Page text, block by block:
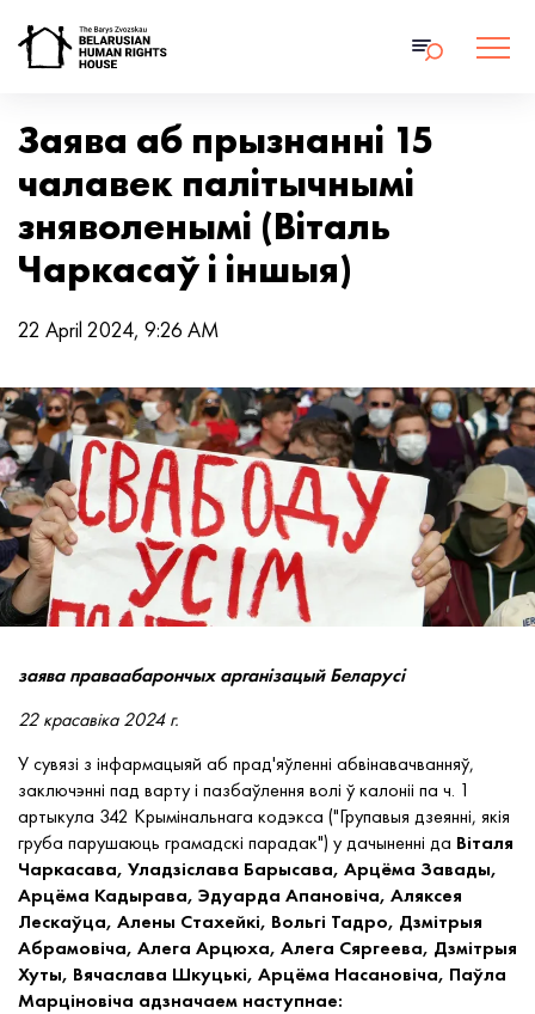
Заява аб прызнанні 15
чалавек палітычнымі
зняволенымі (Віталь
Чаркасаў і іншыя)
22 April 2024, 9:26 AM
заява праваабарончых арганізацый Беларусі
22 красавіка 2024 г.
У сувязі з інфармацыяй аб прад'яўленні абвінавачванняў,
заключэнні пад варту і пазбаўлення волі ў калоніі па ч. 1
артыкула 342 Крымінальнага кодэкса ("Групавыя дзеянні, якія
груба парушаюць грамадскі парадак") у дачыненні да Віталя
Чаркасава, Уладзіслава Барысава, Арцёма Завады,
Арцёма Кадырава, Эдуарда Апановіча, Аляксея
Лескаўца, Алены Стахейкі, Вольгі Тадро, Дзмітрыя
Абрамовіча, Алега Арцюха, Алега Сяргеева, Дзмітрыя
Хуты, Вячаслава Шкуцькі, Арцёма Насановіча, Паўла
Марціновіча адзначаем наступнае: